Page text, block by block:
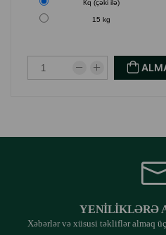
Кq (çəki ilə)
15 kg
YENILIKLƏRƏ
Xəbərlər və xüsusi təkliflər almaq